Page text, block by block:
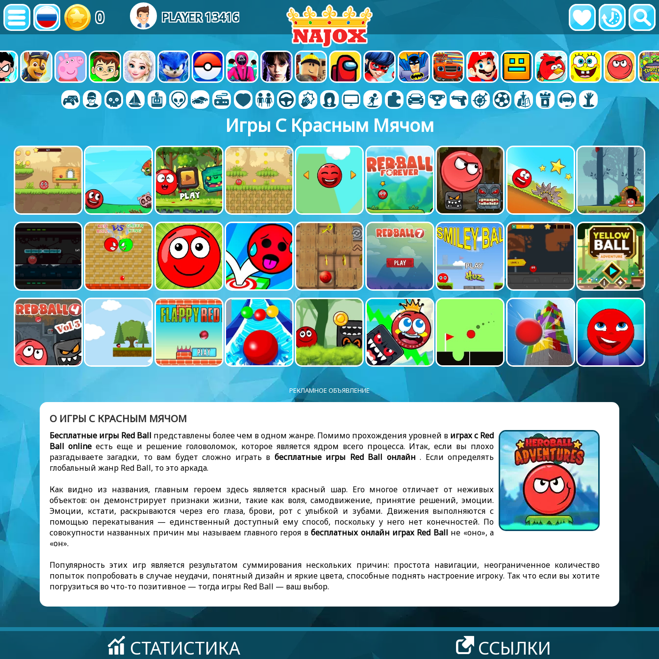
0 PLAYER 13416
Игры С Красным Мячом
РЕКЛАМНОЕ ОБЪЯВЛЕНИЕ
О ИГРЫ С КРАСНЫМ МЯЧОМ
Бесплатные игры Red Ball представлены более чем в одном жанре. Помимо прохождения уровней в играх с Red
Ball onlineесть еще и решение головоломок, которое является ядром всего процесса. Итак, если вы плохо
разгадываете загадки, то вам будет сложно играть в бесплатные игры Red Ball онлайн . Если определять
глобальный жанр Red Ball, то это аркада.
Как видно из названия, главным героем здесь является красный шар. Его многое отличает от неживых
объектов: он демонстрирует признаки жизни, такие как воля, самодвижение, принятие решений, эмоции.
Эмоции, кстати, раскрываются через его глаза, брови, рот с улыбкой и зубами. Движения выполняются с
помощью перекатывания — единственный доступный ему способ, поскольку у него нет конечностей. По
совокупности названных причин мы называем главного героя вбесплатных онлайн играх Red Ball не «оно», а
«он».
Популярность этих игр является результатом суммирования нескольких причин: простота навигации, неограниченное количество
попыток попробовать в случае неудачи, понятный дизайн и яркие цвета, способные поднять настроение игроку. Так что если вы хотите
погрузиться во что-то позитивное — тогда игры Red Ball — ваш выбор.
СТАТИСТИКА ССЫЛКИ